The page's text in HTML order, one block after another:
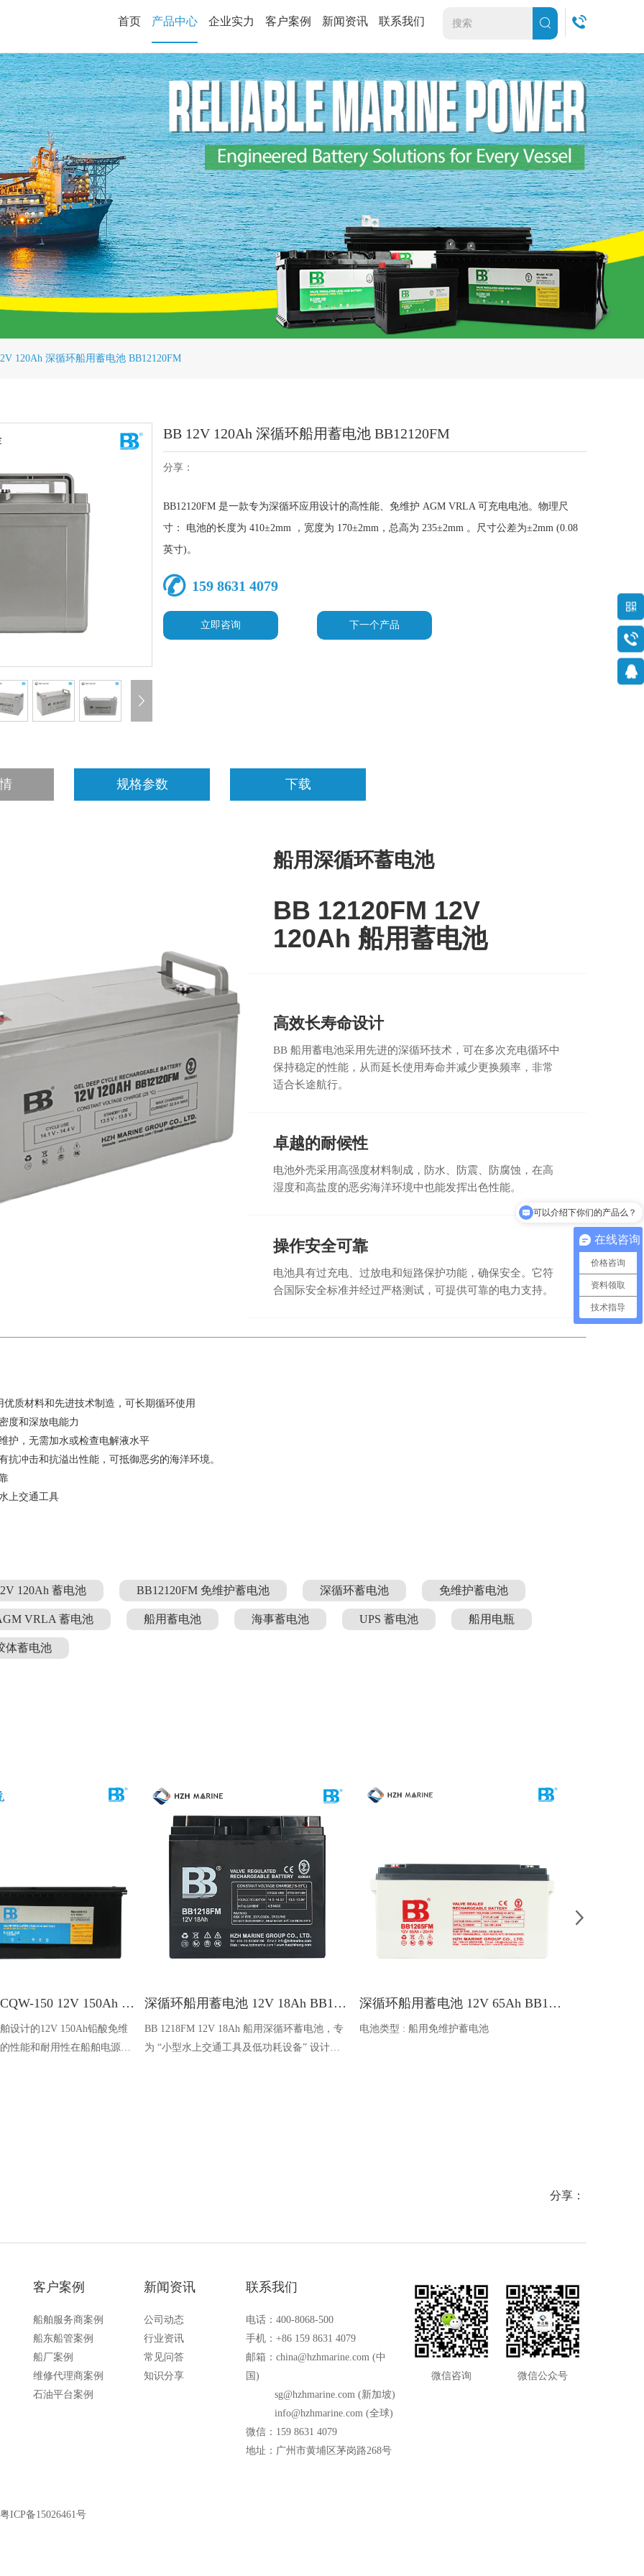
首页 产品中心 企业实力 客户案例 新闻资讯 联系我们
120Ah 深循环船用蓄电池 BB12120FM
BB 12V 120Ah 深循环船用蓄电池 BB12120FM
分享：
BB12120FM 是一款专为深循环应用设计的高性能、免维护 AGM VRLA 可充电电池。物理尺
寸： 电池的长度为 410±2mm ，宽度为 170±2mm，总高为 235±2mm 。尺寸公差为±2mm (0.08
英寸)。
159 8631 4079
立即咨询 下一个产品
规格参数 下载
船用深循环蓄电池
BB 12120FM 12V
120Ah 船用蓄电池
高效长寿命设计
BB 船用蓄电池采用先进的深循环技术，可在多次充电循环中
保持稳定的性能，从而延长使用寿命并减少更换频率，非常
适合长途航行。
卓越的耐候性
电池外壳采用高强度材料制成，防水、防震、防腐蚀，在高
湿度和高盐度的恶劣海洋环境中也能发挥出色性能。
操作安全可靠
电池具有过充电、过放电和短路保护功能，确保安全。它符
合国际安全标准并经过严格测试，可提供可靠的电力支持。
优质材料和先进技术制造，可长期循环使用
度和深放电能力
护，无需加水或检查电解液水平
抗冲击和抗溢出性能，可抵御恶劣的海洋环境。
上交通工具
120Ah 蓄电池 BB12120FM 免维护蓄电池 深循环蓄电池 免维护蓄电池
VRLA 蓄电池 船用蓄电池 海事蓄电池 UPS 蓄电池 船用电瓶
体蓄电池
BB蓄电池 6-CQW-150 12V 150Ah 850A CCA
设计的12V 150Ah铅酸免维
性能和耐用性在船舶电源领
深循环船用蓄电池 12V 18Ah BB1218FM
BB 1218FM 12V 18Ah 船用深循环蓄电池，专
为 “小型水上交通工具及低功耗设备” 设计，
深循环船用蓄电池 12V 65Ah BB1265FM
电池类型 : 船用免维护蓄电池
分享：
客户案例
船舶服务商案例
船东船管案例
船厂案例
维修代理商案例
石油平台案例
新闻资讯
公司动态
行业资讯
常见问答
知识分享
联系我们
电话：400-8068-500
手机：+86 159 8631 4079
邮箱：china@hzhmarine.com (中
国)
sg@hzhmarine.com (新加坡)
info@hzhmarine.com (全球)
微信：159 8631 4079
地址：广州市黄埔区茅岗路268号
微信咨询 微信公众号
粤ICP备15026461号
在线咨询
价格咨询
资料领取
技术指导
可以介绍下你们的产品么？
你们是怎么收费的呢？